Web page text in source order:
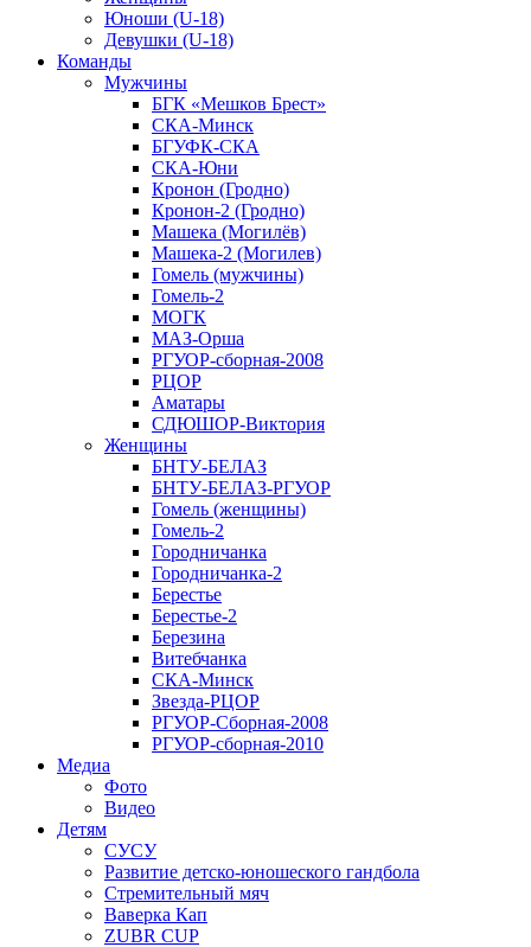
Юноши (U-18)
Девушки (U-18)
Команды
Мужчины
БГК «Мешков Брест»
СКА-Минск
БГУФК-СКА
СКА-Юни
Кронон (Гродно)
Кронон-2 (Гродно)
Машека (Могилёв)
Машека-2 (Могилев)
Гомель (мужчины)
Гомель-2
МОГК
МАЗ-Орша
РГУОР-сборная-2008
РЦОР
Аматары
СДЮШОР-Виктория
Женщины
БНТУ-БЕЛАЗ
БНТУ-БЕЛАЗ-РГУОР
Гомель (женщины)
Гомель-2
Городничанка
Городничанка-2
Берестье
Берестье-2
Березина
Витебчанка
СКА-Минск
Звезда-РЦОР
РГУОР-Сборная-2008
РГУОР-сборная-2010
Медиа
Фото
Видео
Детям
СУСУ
Развитие детско-юношеского гандбола
Стремительный мяч
Ваверка Кап
ZUBR CUP